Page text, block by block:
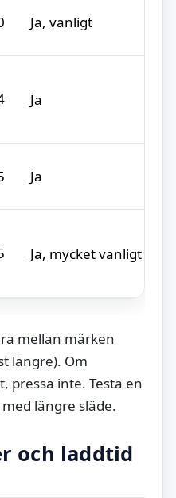
Ja, vanligt
Ja
Ja
Ja, mycket vanligt
mellan märken
längre). Om
pressa inte. Testa en
längre släde.
och laddtid